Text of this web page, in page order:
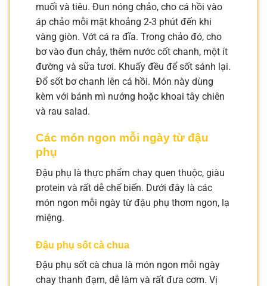
muối và tiêu. Đun nóng chảo, cho cá hồi vào
áp chảo mỗi mặt khoảng 2-3 phút đến khi
vàng giòn. Vớt cá ra đĩa. Trong chảo đó, cho
bơ vào đun chảy, thêm nước cốt chanh, một ít
đường và sữa tươi. Khuấy đều để sốt sánh lại.
Đổ sốt bơ chanh lên cá hồi. Món này dùng
kèm với bánh mì nướng hoặc khoai tây chiên
và rau salad.
Các món ngon mỗi ngày từ đậu
phụ
Đậu phụ là thực phẩm chay quen thuộc, giàu
protein và rất dễ chế biến. Dưới đây là các
món ngon mỗi ngày từ đậu phụ thơm ngon, lạ
miệng.
Đậu phụ sốt cà chua
Đậu phụ sốt cà chua là món ngon mỗi ngày
chay thanh đạm, dễ làm và rất đưa cơm. Vị